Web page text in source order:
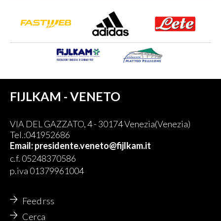
FIJLKAM - VENETO
VIA DEL GAZZATO, 4 - 30174 Venezia(Venezia)
Tel.:041952686
Email: presidente.veneto@fijlkam.it
c.f. 05248370586
p.iva 01379961004
Feed rss
Cerca